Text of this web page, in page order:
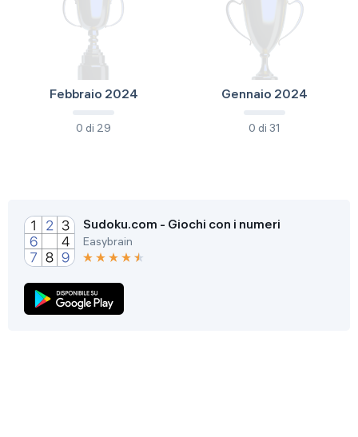
Febbraio 2024
0 di 29
Gennaio 2024
0 di 31
Sudoku.com - Giochi con i numeri
Easybrain